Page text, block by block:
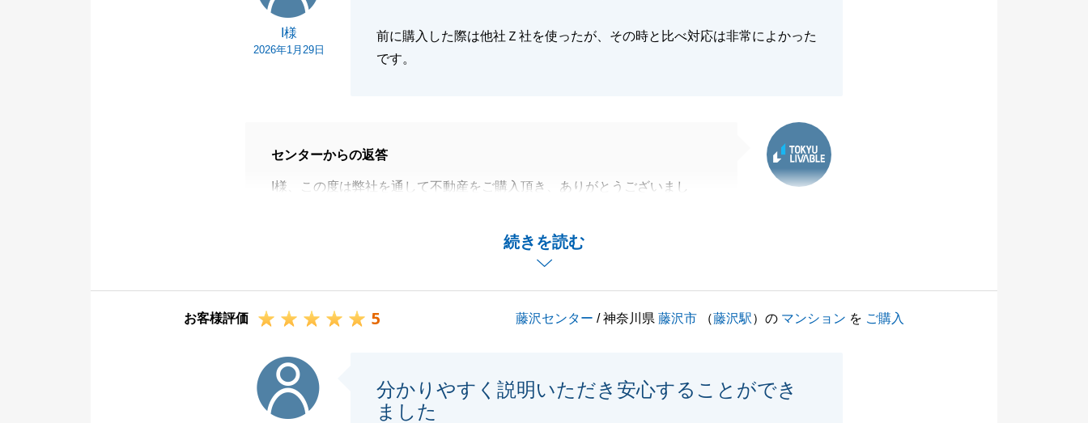
I様
2026年1月29日
前に購入した際は他社Ｚ社を使ったが、その時と比べ対応は非常によかった
です。
続きを読む
センターからの返答
I様、この度は弊社を通して不動産をご購入頂き、ありがとうございまし
またお忙しい中、貴重なご意見を頂きまして、重ねて御礼申し上げます。
ご契約からお引渡し日までが少し長かったですが、タイムリーにご連絡をし
引き続き宜しくお願いいたします。
お客様評価 5 藤沢センター / 神奈川県藤沢市 （藤沢駅）の マンション を ご購入
分かりやすく説明いただき安心することができ
ました